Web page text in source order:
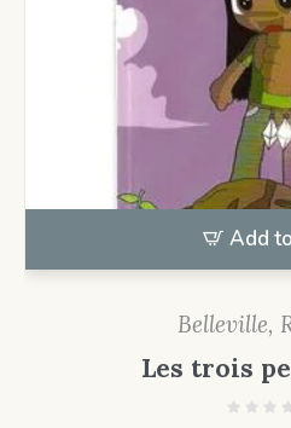
Add
Belleville,
Les trois